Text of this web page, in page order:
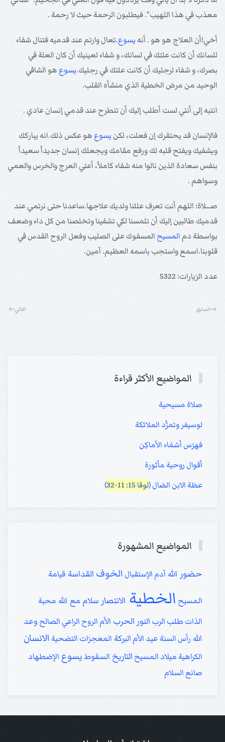
معذب في هذا اللهيب". فيطلبون الرحمة حيث لا رحمة .
أخي!أن العلاج هو هو . أنه يسوع.تعال وارتم عند قدميه فتنال شفاء
للسانك أن كانت علتك في لسانك، و شفاء لعينيك أن كان العلة في
بصرك، و شفاء لرجليك أن كانت علتك في رجليك.يسوع هو الشافي
الوحيد من مرض الخطية الذي منشأه القلب.
انتبه إلى أنني لست أطلب إليك أن تنطرح عند قدمي إنسان عادي .
فالإنسان قد يحتقرك إن فعلت، لكن يسوع هو عكس ذلك.انه يباركك
ويشفيك ويفتح قلبه لك ورفع مقامك ويجعلك إنسان جديداً سعيداً
بنفس سعادة الذين نالوا منه شفاء كاملاً، أعني العرج والخرس والعمي
وسواهم .
صـــلاة: اللهم أنت تعرف عللنا ولديك علاجها.ساعدنا حتى نرتمي عند
قدميك طالبين إليك أن تلمسنا لكي تشفينا وتخلصنا من كل داء وضعف
بواسطة دم المسيحالمسفوك على الصليب وفعل الروح القدس في
قلوبنا.اسمع واستجب باسمه العظيم. آمين.
عدد الزيارات: 5322
السابق التالي
المواضيع الأكثر قراءة
صلاة مسيحية
لوسيفر وتمرُّد الملائكة
فهرَس أسْمَاء الأماكِن
أقوال روحية مأثورة
عظة الابن الضال (لوقا 15: 11-32 )
المواضيع المشهورة
حضور الله آدم الإستقبال الخوف القداسة قيامة
المسيح الخطية الانتصار سلام مع الله محبة
الذات طلب الرب النور الحرب الأم الروح الراعي الصالح وعد
الله رأس السنة عيد الأم البركة المعجزات التضحية الانسان
الكراهية ميلاد المسيح التاريخ السقوطيسوع الإضطهاد
صانع السلام